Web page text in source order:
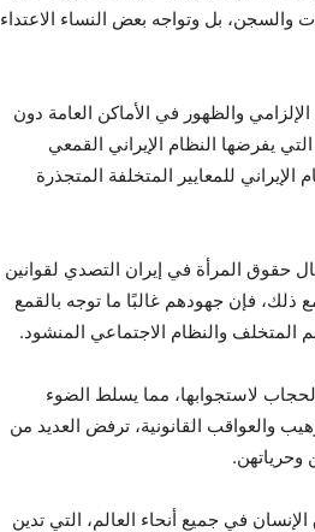
والسجن، بل وتواجه بعض النساء الاعتداء
74 جلدة لمعارضتها الحجاب الإلزامي والظهور في الأماكن العامة دون
يفرضها النظام الإيراني القمعي
للمعايير المتخلفة المتجذرة
حقوق المرأة في إيران التصدي لقوانين
ذلك، فإن جهودهم غالبًا ما توجه بالقمع
والنظام الاجتماعي المنشود.
لاستجوابها، مما يسلط الضوء
والعواقب القانونية، ترفض العديد من
في جميع أنحاء العالم، التي تدين